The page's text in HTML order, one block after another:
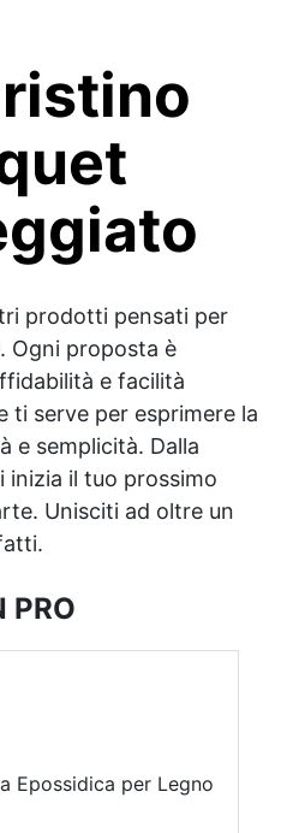
prodotti pensati per
Ogni proposta è
e facilità
ti serve per esprimere la
e semplicità. Dalla
inizia il tuo prossimo
Unisciti ad oltre un
PRO